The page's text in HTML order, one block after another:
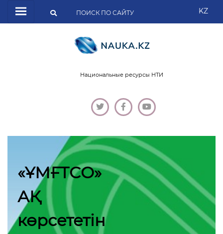
KZ
Национальные ресурсы НТИ
«ҰМҒТСО»
АҚ
көрсететін